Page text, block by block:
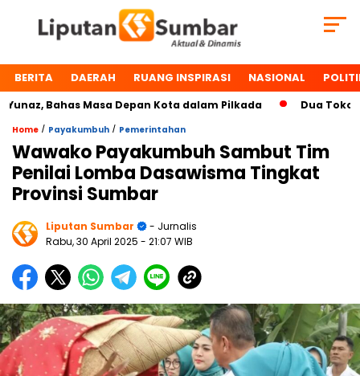
BERITA DAERAH RUANG INSPIRASI NASIONAL
Bahas Masa Depan Kota dalam Pilkada Dua Tokoh
Home / Payakumbuh / Pemerintahan
Wawako Payakumbuh Sambut Tim
Penilai Lomba Dasawisma Tingkat
Provinsi Sumbar
Liputan Sumbar
- Jurnalis
Rabu, 30 April 2025 - 21:07 WIB